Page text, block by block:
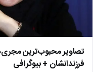
تصاویر محبوب‌ترین
فرزندانشان + بیوگرافی